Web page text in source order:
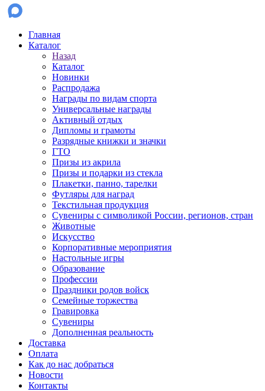
Главная
Каталог
Назад
Каталог
Новинки
Распродажа
Награды по видам спорта
Универсальные награды
Активный отдых
Дипломы и грамоты
Разрядные книжки и значки
ГТО
Призы из акрила
Призы и подарки из стекла
Плакетки, панно, тарелки
Футляры для наград
Текстильная продукция
Сувениры с символикой России, регионов, стран
Животные
Искусство
Корпоративные мероприятия
Настольные игры
Образование
Профессии
Праздники родов войск
Семейные торжества
Гравировка
Сувениры
Дополненная реальность
Доставка
Оплата
Как до нас добраться
Новости
Контакты